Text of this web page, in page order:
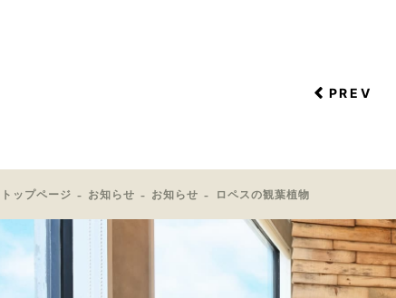
PREV
トップページ お知らせ お知らせ ロペスの観葉植物